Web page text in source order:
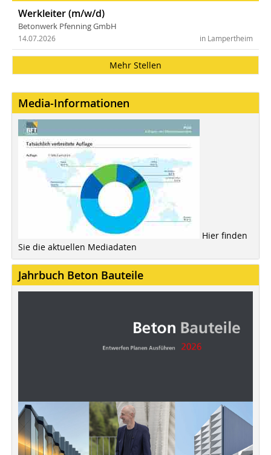
Werkleiter (m/w/d)
Betonwerk Pfenning GmbH
in Lampertheim
14.07.2026
Mehr Stellen
Media-Informationen
Hier finden
Sie die aktuellen Mediadaten
Jahrbuch Beton Bauteile